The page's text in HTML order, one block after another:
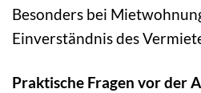
Besonders bei
Einverständnis des
Praktische Fragen vor der